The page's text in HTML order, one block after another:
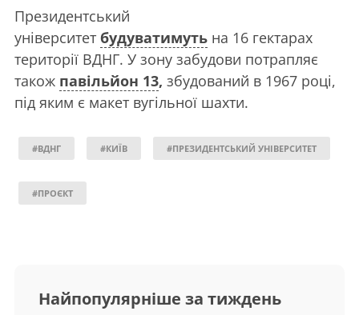
Президентський
університет будуватимуть на 16 гектарах
території ВДНГ. У зону забудови потрапляє
також павільйон 13, збудований в 1967 році,
під яким є макет вугільної шахти.
#ВДНГ #КИЇВ #ПРЕЗИДЕНТСЬКИЙ УНІВЕРСИТЕТ
#ПРОЄКТ
Найпопулярніше за тиждень